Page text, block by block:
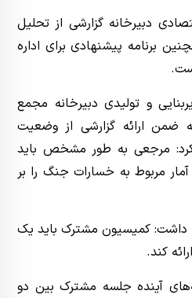
دبیرخانه گزارشی از تحلیل
برنامه پیشنهادی برای اداره
و تولیدی دبیرخانه مجمع
ارائه گزارشی از وضعیت
مرجعی به طور مشخص باید
مربوط به خسارات جنگ را بر
داشت: کمیسیون مشترک باید یک
کند.
آینده جلسه مشترک بین دو